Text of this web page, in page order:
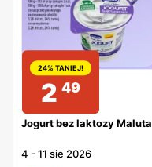
24% TANIEJ!
2 49
Jogurt bez laktozy Maluta
4 -11 sie 2026